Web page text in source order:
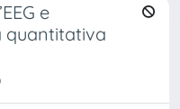
e
quantitativa